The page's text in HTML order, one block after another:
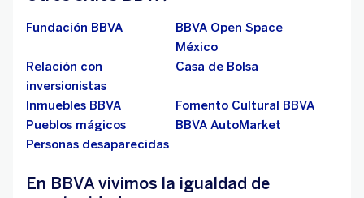
Fundación BBVA
BBVA Open Space
México
Relación con
inversionistas
Casa de Bolsa
Inmuebles BBVA
Fomento Cultural BBVA
Pueblos mágicos
BBVA AutoMarket
Personas desaparecidas
En BBVA vivimos la igualdad de